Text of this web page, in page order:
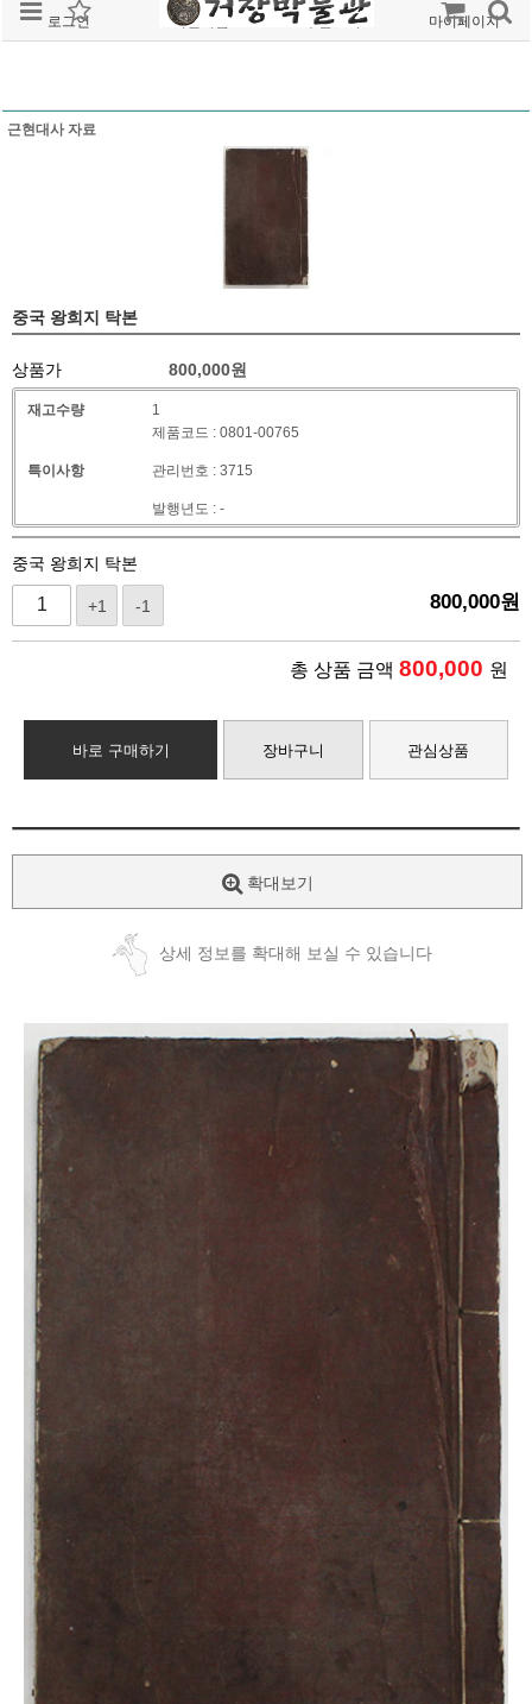
로그인 회원가입 주문조회 마이페이지
근현대사 자료
중국 왕희지 탁본
상품가 800,000원
재고수량 1
특이사항
제품코드 : 0801-00765
관리번호 : 3715
발행년도 : -
중국 왕희지 탁본
+1 -1 800,000원
총 상품 금액 800,000 원
바로 구매하기 장바구니 관심상품
확대보기
상세 정보를 확대해 보실 수 있습니다